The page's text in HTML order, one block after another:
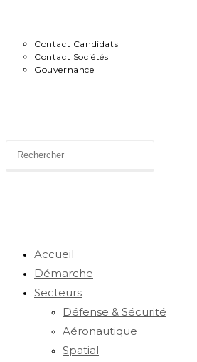
Contact Candidats
Contact Sociétés
Gouvernance
search
Accueil
Démarche
Secteurs
Défense & Sécurité
Aéronautique
Spatial